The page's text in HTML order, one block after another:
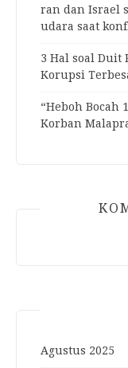
ran dan Israel
udara saat
3 Hal soal Duit
Korupsi
“Heboh Bocah
Korban
Agustus 2025